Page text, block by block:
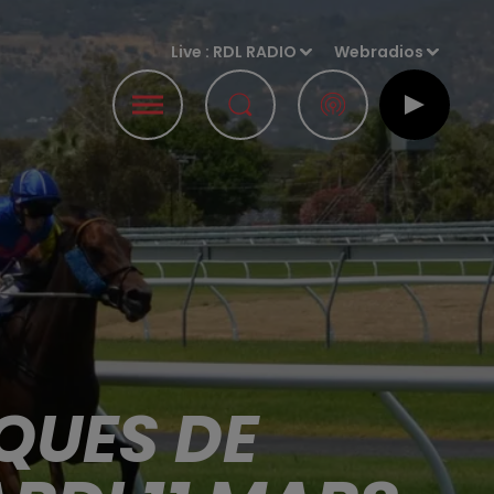
Live : RDL RADIO Webradios
DE